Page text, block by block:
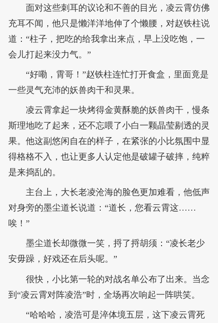
面对这些刺耳的议论和不善的目光，凌云霄仿佛
充耳不闻，他只是懒洋洋地伸了个懒腰，对赵铁柱说
道：“柱子，把吃的给我拿出来点，早上没吃饱，一
会儿打起来没力气。”
“好嘞，霄哥！”赵铁柱连忙打开食盒，里面竟是
一些灵气充沛的妖兽肉干和灵果。
凌云霄拿起一块烤得金黄酥脆的妖兽肉干，慢条
斯理地吃了起来，还不忘喂了小白一颗晶莹剔透的灵
果。他这副悠闲自在的样子，在紧张的小比氛围中显
得格格不入，也让更多人认定他是破罐子破摔，纯粹
是来捣乱的。
主台上，大长老凌沧海的脸色更加难看，他低声
对身旁的墨尘道长说道：“道长，您看云霄这……
唉！”
墨尘道长却微微一笑，捋了捋胡须：“凌长老少
安毋躁，好戏还在后头呢。”
很快，小比第一轮的对战名单公布了出来。当念
到“凌云霄对阵凌浩”时，全场再次响起一阵哄笑。
“哈哈哈，凌浩可是淬体境五层，这下凌云霄死